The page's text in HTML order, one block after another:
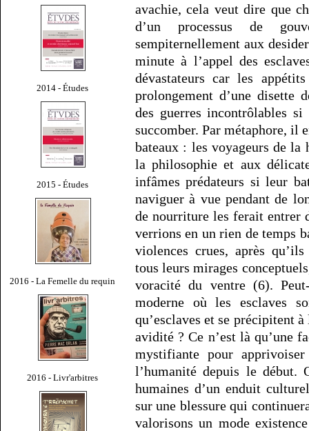
2014 - Études
2015 - Études
2016 - La Femelle du requin
2016 - Livr'arbitres
avachie, cela veut dire que
d’un processus de
sempiternellement aux
minute à l’appel des
dévastateurs car les
prolongement d’une disette
des guerres incontrôlables
succomber. Par métaphore, il
bateaux : les voyageurs de la
la philosophie et aux
infâmes prédateurs si leur
naviguer à vue pendant de
de nourriture les ferait entrer
verrions en un rien de temps
violences crues, après
tous leurs mirages
voracité du ventre (6).
moderne où les esclaves
qu’esclaves et se précipitent
avidité ? Ce n’est là qu’une
mystifiante pour
l’humanité depuis le début.
humaines d’un enduit
sur une blessure qui
valorisons un mode